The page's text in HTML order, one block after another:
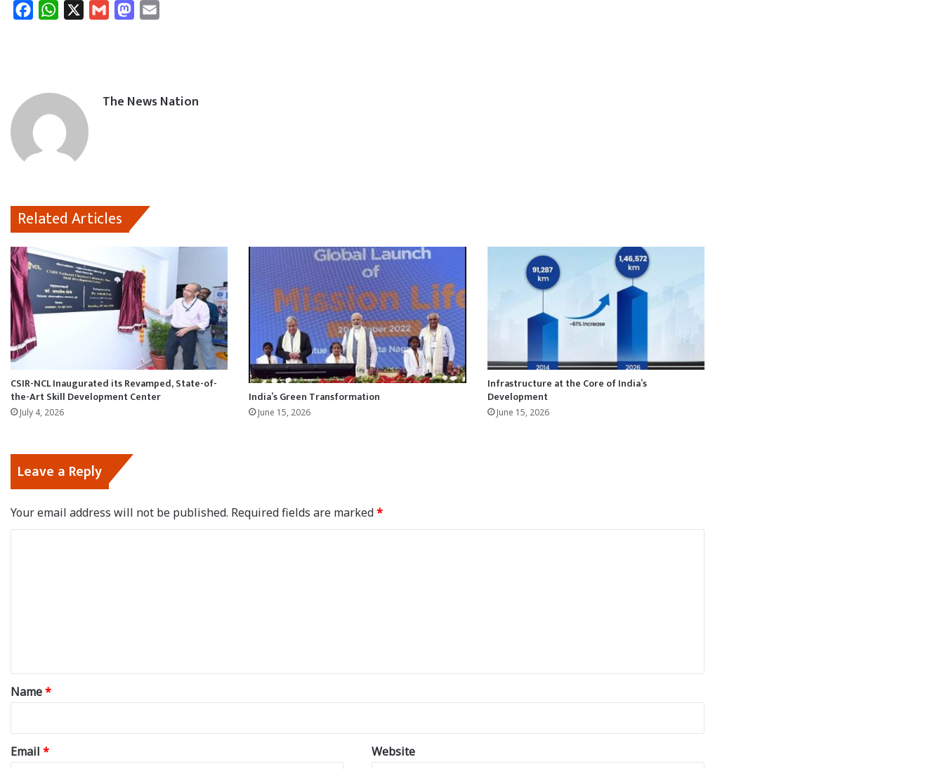
o
k
W
p
p
M
d
The News Nation
Related Articles
CSIR-NCL Inaugurated its Revamped, State-of-
the-Art Skill Development Center
July 4, 2026
India’s Green Transformation
June 15, 2026
Infrastructure at the Core of India’s
Development
June 15, 2026
Leave a Reply
Your email address will not be published. Required fields are marked*
*
Name*
Email * Website